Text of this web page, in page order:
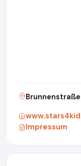
Impressum